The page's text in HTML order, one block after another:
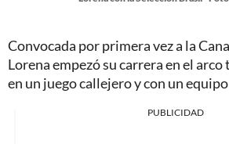
Convocada por primera vez a la
Lorena empezó su carrera en el arco
en un juego callejero y con un
PUBLICIDAD